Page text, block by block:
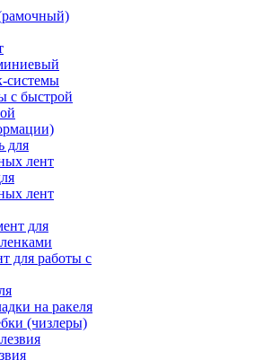
системы
с быстрой
лент
для работы с
на ракеля
(чизлеры)